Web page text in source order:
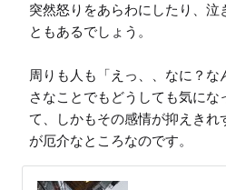
突然怒りをあらわにしたり、泣
ともあるでしょう。
周りも人も「えっ、、なに？
さなことでもどうしても気にな
て、しかもその感情が抑えきれ
が厄介なところなのです。